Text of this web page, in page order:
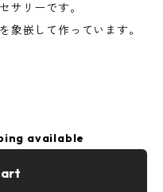
サリーです。
象嵌して作っています。
available